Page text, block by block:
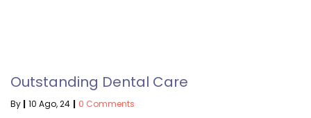
Outstanding Dental Care
By | 10 Ago, 24 | 0 Comments